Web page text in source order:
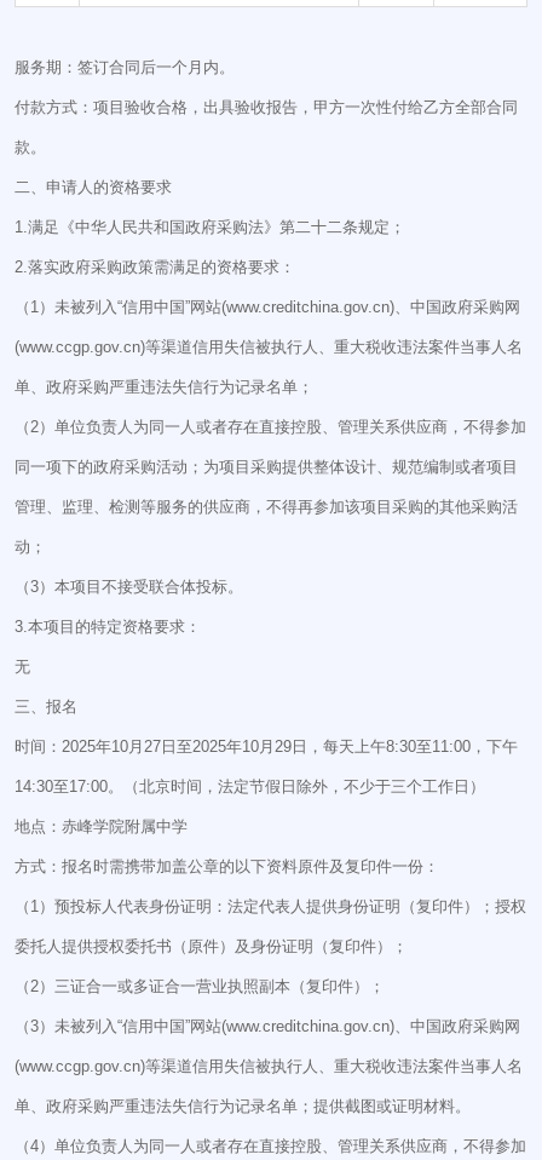
服务期：签订合同后一个月内。
付款方式：项目验收合格，出具验收报告，甲方一次性付给乙方全部合同
款。
二、申请人的资格要求
1.满足《中华人民共和国政府采购法》第二十二条规定；
2.落实政府采购政策需满足的资格要求：
（1）未被列入“信用中国”网站(www.creditchina.gov.cn)、中国政府采购网
(www.ccgp.gov.cn)等渠道信用失信被执行人、重大税收违法案件当事人名
单、政府采购严重违法失信行为记录名单；
（2）单位负责人为同一人或者存在直接控股、管理关系供应商，不得参加
同一项下的政府采购活动；为项目采购提供整体设计、规范编制或者项目
管理、监理、检测等服务的供应商，不得再参加该项目采购的其他采购活
动；
（3）本项目不接受联合体投标。
3.本项目的特定资格要求：
无
三、报名
时间：2025年10月27日至2025年10月29日，每天上午8:30至11:00，下午
14:30至17:00。（北京时间，法定节假日除外，不少于三个工作日）
地点：赤峰学院附属中学
方式：报名时需携带加盖公章的以下资料原件及复印件一份：
（1）预投标人代表身份证明：法定代表人提供身份证明（复印件）；授权
委托人提供授权委托书（原件）及身份证明（复印件）；
（2）三证合一或多证合一营业执照副本（复印件）；
（3）未被列入“信用中国”网站(www.creditchina.gov.cn)、中国政府采购网
(www.ccgp.gov.cn)等渠道信用失信被执行人、重大税收违法案件当事人名
单、政府采购严重违法失信行为记录名单；提供截图或证明材料。
（4）单位负责人为同一人或者存在直接控股、管理关系供应商，不得参加